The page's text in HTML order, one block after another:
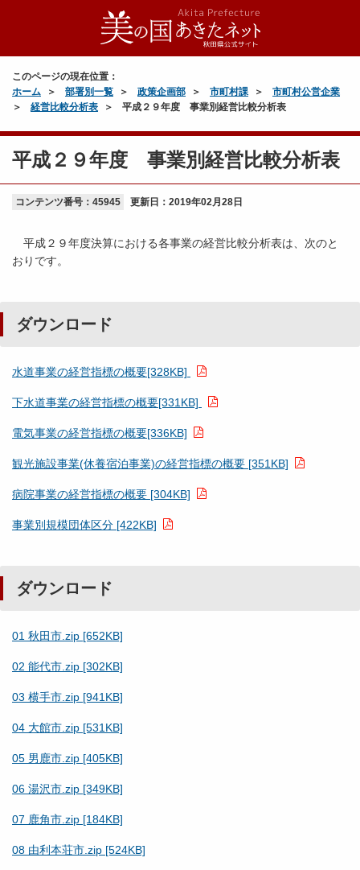
このページの現在位置：
ホーム
部署別一覧 政策企画部 市町村課
市町村公営企業
経営比較分析表
平成２９年度 事業別経営比較分析表
平成２９年度 事業別経営比較分析表
コンテンツ番号：45945 更新日： 2019年02月28日
平成２９年度決算における各事業の経営比較分析表は、次のと
おりです。
ダウンロード
水道事業の経営指標の概要[328KB]
下水道事業の経営指標の概要[331KB]
電気事業の経営指標の概要[336KB]
観光施設事業(休養宿泊事業)の経営指標の概要 [351KB]
病院事業の経営指標の概要 [304KB]
事業別規模団体区分 [422KB]
ダウンロード
01 秋田市.zip [652KB]
02 能代市.zip [302KB]
03 横手市.zip [941KB]
04 大館市.zip [531KB]
05 男鹿市.zip [405KB]
06 湯沢市.zip [349KB]
07 鹿角市.zip [184KB]
08 由利本荘市.zip [524KB]